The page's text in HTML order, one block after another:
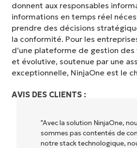
donnent aux responsables
informations en temps réel
prendre des décisions
la conformité. Pour les
d’une plateforme de gestion
et évolutive, soutenue par une
exceptionnelle, NinjaOne est le
AVIS DES CLIENTS :
"NinjaOne permet à notre
qu'aux propriétaires et
lesquels nous travaillons)